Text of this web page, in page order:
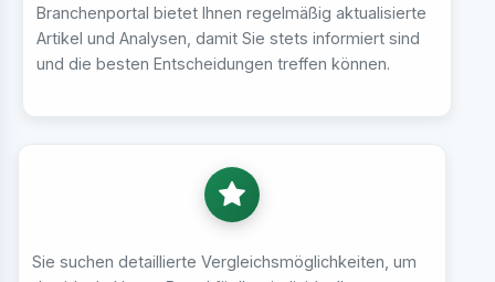
Branchenportal bietet Ihnen regelmäßig aktualisierte
Artikel und Analysen, damit Sie stets informiert sind
und die besten Entscheidungen treffen können.
Sie suchen detaillierte Vergleichsmöglichkeiten, um